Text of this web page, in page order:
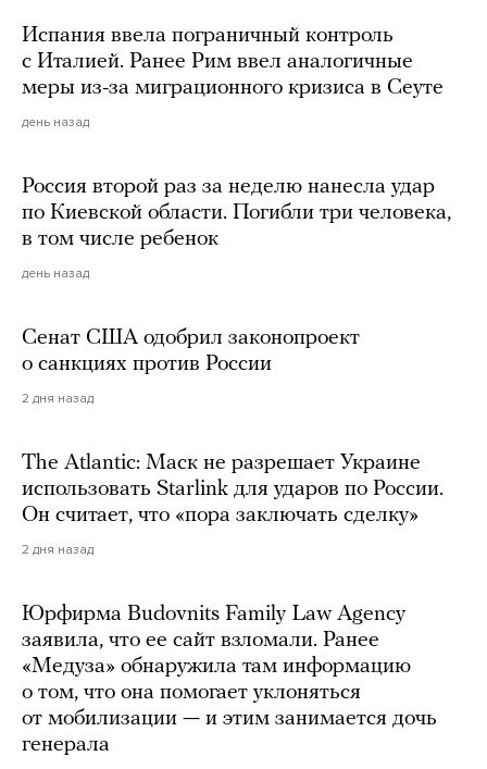
Испания ввела пограничный контроль
с Италией. Ранее Рим ввел аналогичные
меры из-за миграционного кризиса в Сеуте
день назад
Россия второй раз за неделю нанесла удар
по Киевской области. Погибли три человека,
в том числе ребенок
день назад
Сенат США одобрил законопроект
о санкциях против России
2 дня назад
The Atlantic: Маск не разрешает Украине
использовать Starlink для ударов по России.
Он считает, что «пора заключать сделку»
2 дня назад
Юрфирма Budovnits Family Law Agency
заявила, что ее сайт взломали. Ранее
«Медуза» обнаружила там информацию
о том, что она помогает уклоняться
от мобилизации — и этим занимается дочь
генерала